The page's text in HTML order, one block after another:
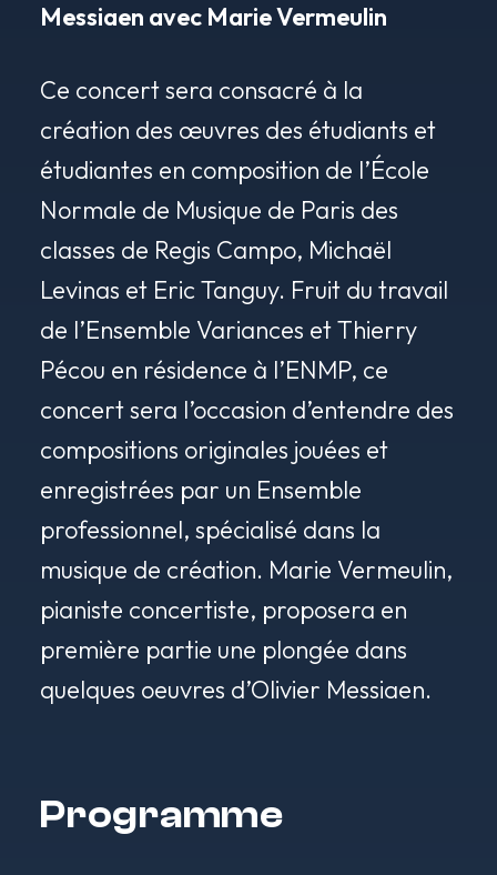
Messiaen avec Marie Vermeulin
Ce concert sera consacré à la
création des œuvres des étudiants et
étudiantes en composition de l’École
Normale de Musique de Paris des
classes de Regis Campo, Michaël
Levinas et Eric Tanguy. Fruit du travail
de l’Ensemble Variances et Thierry
Pécou en résidence à l’ENMP, ce
concert sera l’occasion d’entendre des
compositions originales jouées et
enregistrées par un Ensemble
professionnel, spécialisé dans la
musique de création. Marie Vermeulin,
pianiste concertiste, proposera en
première partie une plongée dans
quelques oeuvres d’Olivier Messiaen.
Programme